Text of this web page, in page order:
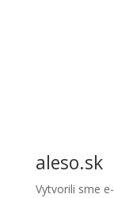
aleso.sk
Vytvorili sme